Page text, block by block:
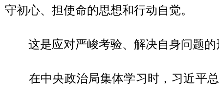
守初心、担使命的思想和行动自觉。
这是应对严峻考验、解决自身问题
在中央政治局集体学习时，习近平总